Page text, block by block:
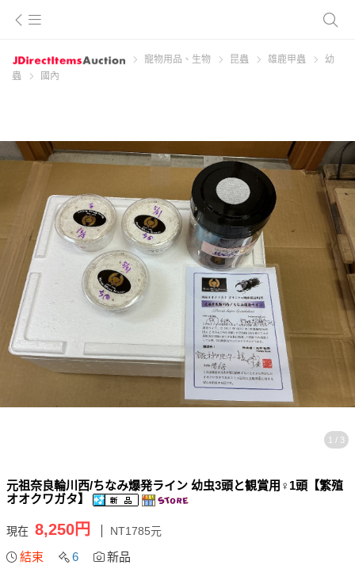
寵物用品、生物 昆蟲 雄鹿甲蟲
幼
蟲
國內
1 / 3
元祖奈良輪川西/ちなみ爆発ライン 幼虫3頭と観賞用♀1頭【繁殖
オオクワガタ】
現在 8,250円 NT1785元
結束 6 新品